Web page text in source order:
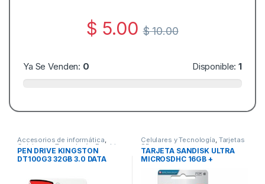
$ 5.00 $10.00
Ya Se Venden: 0 Disponible:1
Accesorios de informática,
Celulares y Tecnología,Pendrive
PEN DRIVE KINGSTON
DT100G3 32GB 3.0 DATA
Celulares y Tecnología, Tarjetas
SD
TARJETA SANDISK ULTRA
MICROSDHC 16GB +
ADAPTADOR